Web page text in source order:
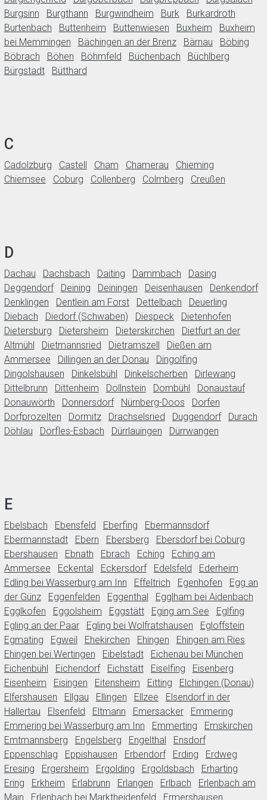
Burgsinn
Burgthann Burgwindheim Burk
Burkardroth
Burtenbach
Buttenheim Buttenwiesen Buxheim
Buxheim
bei Memmingen
Bächingen an der Brenz Bärnau
Böbing
Böbrach
Böhen Böhmfeld Büchenbach
Büchlberg
Bürgstadt
Bütthard
C
Cadolzburg Castell Cham Chamerau
Chieming
Chiemsee
Coburg Collenberg Colmberg Creußen
D
Dachau Dachsbach Daiting Dammbach
Dasing
Deggendorf
Deining Deiningen Deisenhausen
Denkendorf
Denklingen
Dentlein am Forst Dettelbach
Deuerling
Diebach
Diedorf (Schwaben) Diespeck
Dietenhofen
Dietersburg
Dietersheim Dieterskirchen
Dietfurt an der
Altmühl
Dietmannsried Dietramszell
Dießen am
Ammersee
Dillingen an der Donau
Dingolfing
Dingolshausen
Dinkelsbühl Dinkelscherben
Dirlewang
Dittelbrunn
Dittenheim Dollnstein Dombühl
Donaustauf
Donauwörth
Donnersdorf Nürnberg-Doos
Dorfen
Dorfprozelten
Dormitz Drachselsried Duggendorf
Durach
Döhlau
Dörfles-Esbach Dürrlauingen Dürrwangen
E
Ebelsbach Ebensfeld Eberfing
Ebermannsdorf
Ebermannstadt
Ebern Ebersberg
Ebersdorf bei Coburg
Ebershausen
Ebnath Ebrach Eching
Eching am
Ammersee
Eckental Eckersdorf Edelsfeld
Ederheim
Edling bei Wasserburg am Inn
Effeltrich Egenhofen
Egg an
der Günz
Eggenfelden Eggenthal
Egglham bei Aidenbach
Egglkofen
Eggolsheim Eggstätt Eging am See
Eglfing
Egling an der Paar
Egling bei Wolfratshausen
Egloffstein
Egmating
Egweil Ehekirchen Ehingen
Ehingen am Ries
Ehingen bei Wertingen
Eibelstadt
Eichenau bei München
Eichenbühl
Eichendorf Eichstätt Eiselfing
Eisenberg
Eisenheim
Eisingen Eitensheim Eitting
Elchingen (Donau)
Elfershausen
Ellgau Ellingen Ellzee
Elsendorf in der
Hallertau
Elsenfeld Eltmann Emersacker
Emmering
Emmering bei Wasserburg am Inn
Emmerting
Emskirchen
Emtmannsberg
Engelsberg Engelthal
Ensdorf
Eppenschlag
Eppishausen Erbendorf Erding
Erdweg
Eresing
Ergersheim Ergolding Ergoldsbach
Erharting
Ering
Erkheim Erlabrunn Erlangen Erlbach
Erlenbach am
Main
Erlenbach bei Marktheidenfeld
Ermershausen